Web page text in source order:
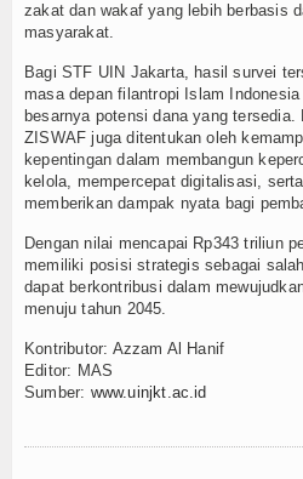
zakat dan wakaf yang lebih berbasis
masyarakat.
Bagi STF UIN Jakarta, hasil survei
masa depan filantropi Islam
besarnya potensi dana yang
ZISWAF juga ditentukan oleh
kepentingan dalam membangun
kelola, mempercepat digitalisasi,
memberikan dampak nyata bagi
Dengan nilai mencapai Rp343 triliun
memiliki posisi strategis sebagai
dapat berkontribusi dalam
menuju tahun 2045.
Kontributor: Azzam Al Hanif
Editor: MAS
Sumber: www.uinjkt.ac.id